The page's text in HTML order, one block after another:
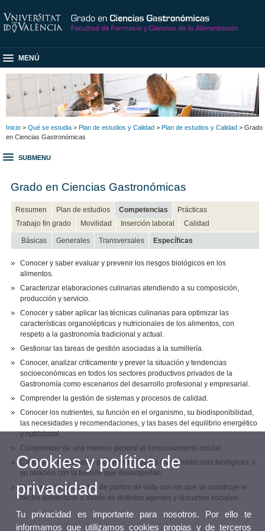
MENÚ
Inicio > Qué se estudia > Plan de estudios y Calidad > Plan de estudios y Calidad > Grado
en Ciencias Gastronómicas
SUBMENU
Grado en Ciencias Gastronómicas
Resumen Plan de estudios Competencias
Prácticas
Trabajo fin grado
Movilidad Inserción laboral Calidad
Básicas Generales Transversales Específicas
Conocer y saber evaluar y prevenir los riesgos biológicos en los
alimentos.
Caracterizar elaboraciones culinarias atendiendo a su composición,
producción y servicio.
Conocer y saber aplicar las técnicas culinarias para optimizar las
características organolépticas y nutricionales de los alimentos, con
respeto a la gastronomía tradicional y actual.
Gestionar las tareas de gestión asociadas a la sumillería.
Conocer, analizar criticamente y prever la situación y tendencias
socioeconómicas en todos los sectores productivos privados de la
Gastronomía como escenarios del desarrollo profesional y empresarial.
Comprender la gestión de sistemas y procesos de calidad.
Conocer los nutrientes, su función en el organismo, su biodisponibilidad,
las necesidades y recomendaciones, y las bases del equilibrio energético
y nutricional.
Comprender de una manera general el funcionamiento celular.
Conocer la estructura y propiedades de las macromoléculas biológicas, y
su relación con la función que desempeñan.
Reconocer la pluralidad de puntos de vista con los que se construye el
hecho alimentario a través de distintos agentes y discursos sociales.
Cookies y política de
privacidad
Tu privacidad es importante para nosotros. Por ello te
informamos que utilizamos cookies propias y de terceros